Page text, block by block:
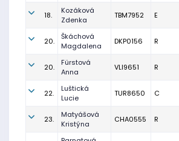
18.
Kozáková
Zdenka
TBM7952 E
20.
Škáchová
Magdalena
DKP0156 R
20.
Fürstová
Anna
VLI9651 R
22.
Luštická
Lucie
TUR8650 C
23.
Matyášová
Kristýna
CHA0555 R